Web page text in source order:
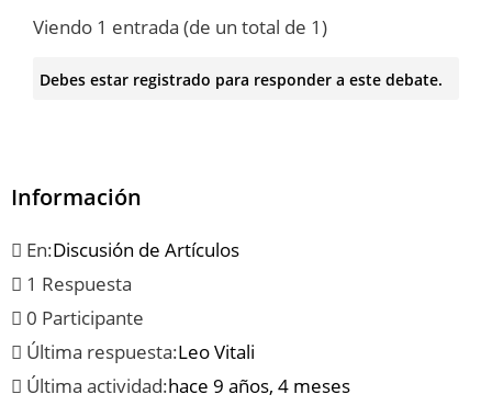
Viendo 1 entrada (de un total de 1)
Debes estar registrado para responder a este debate.
Información
En:Discusión de Artículos
1 Respuesta
0 Participante
Última respuesta:Leo Vitali
Última actividad:hace 9 años, 4 meses